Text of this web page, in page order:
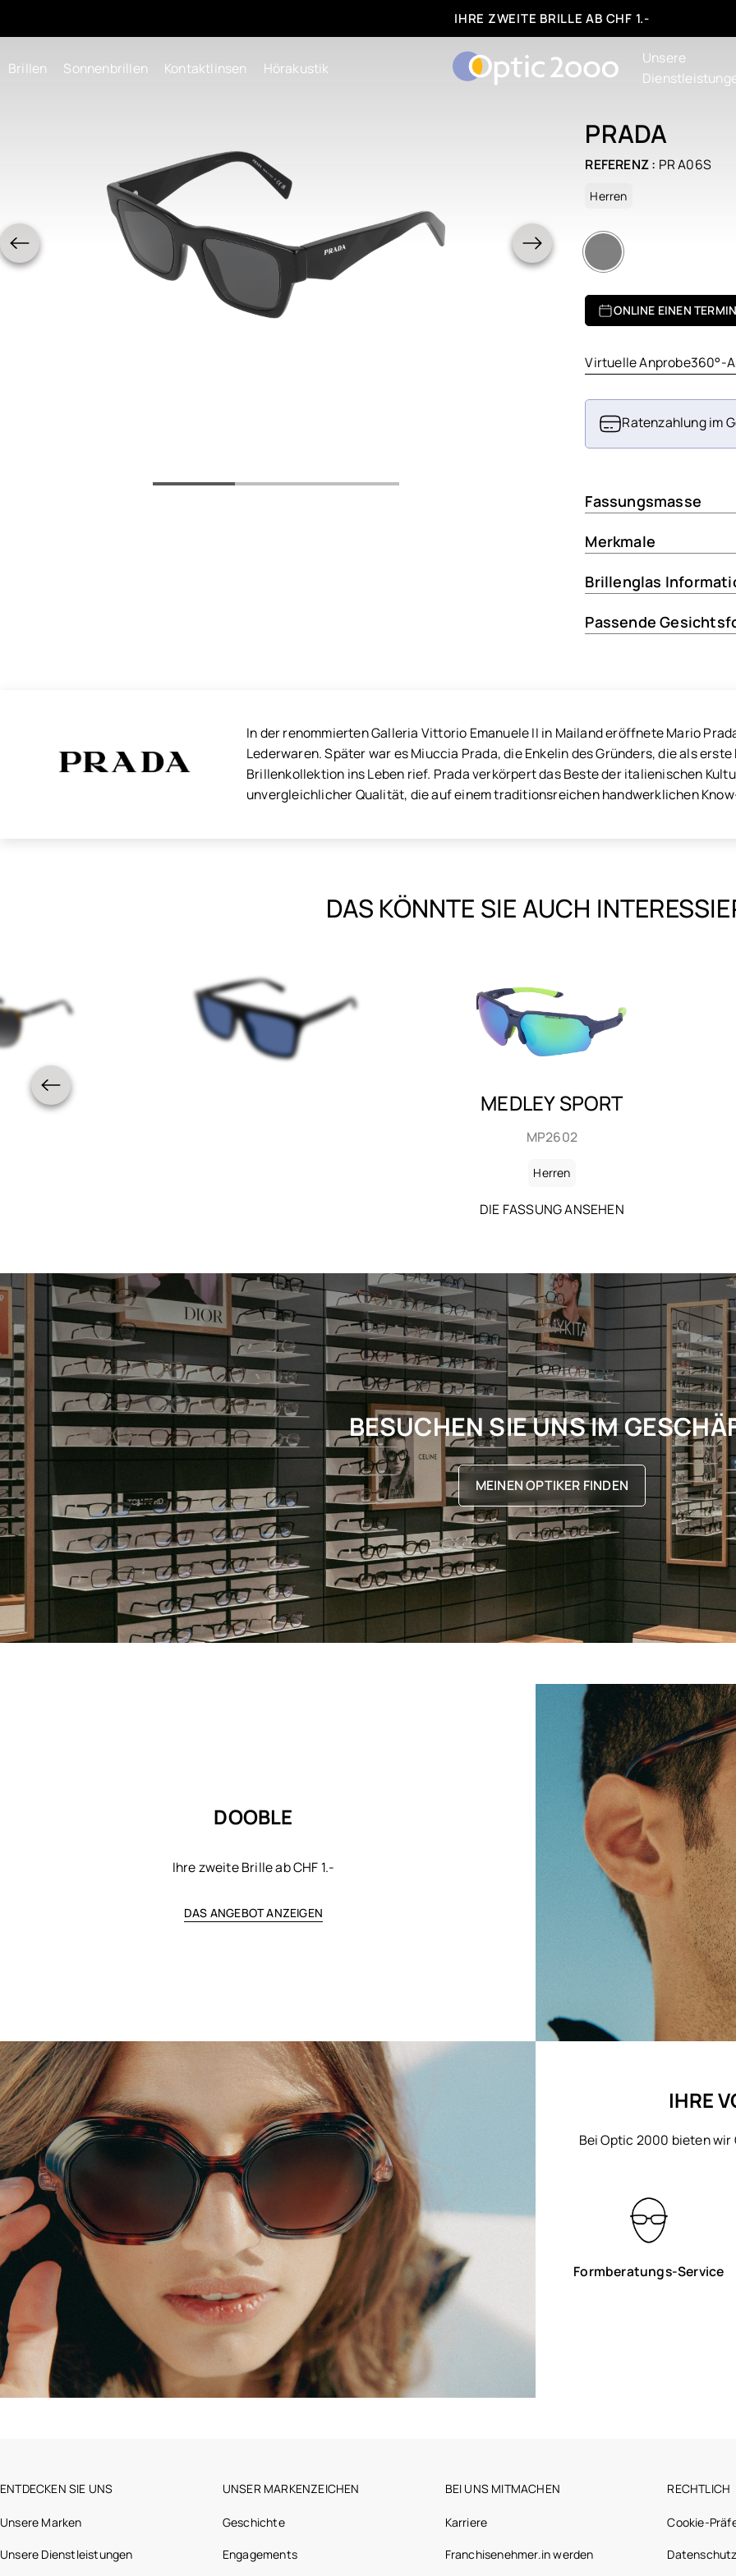
IHRE ZWEITE BRILLE AB CHF 1.-
Brillen Sonnenbrillen Kontaktlinsen Hörakustik
Unsere
PRADA
REFERENZ : PR A06S
Herren
ONLINE EINEN
Virtuelle Anprobe360°-
Ratenzahlung im
Fassungsmasse
Merkmale
Brillenglas
Passende
In der renommierten Galleria Vittorio Emanuele II in Mailand eröffnete Mario
Lederwaren. Später war es Miuccia Prada, die Enkelin des Gründers, die als
Brillenkollektion ins Leben rief. Prada verkörpert das Beste der italienischen
unvergleichlicher Qualität, die auf einem traditionsreichen handwerklichen
DAS KÖNNTE SIE AUCH
BAILA
SHP2613
Herren
DIE FASSUNG ANSEHEN
BESUCHEN SIE UNS IM
MEINEN OPTIKER FINDEN
DOOBLE
Ihre zweite Brille ab CHF 1.-
DAS ANGEBOT ANZEIGEN
IHRE
Bei Optic 2000 bieten
Formberatungs-Service
ENTDECKEN SIE UNS
Unsere Marken
Unsere Dienstleistungen
UNSER MARKENZEICHEN
Geschichte
Engagements
BEI UNS MITMACHEN
Karriere
Franchisenehmer.in werden
RECHTLICH
Cookie-